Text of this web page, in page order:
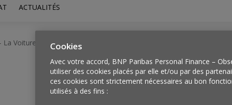
ACTUALITÉS
Voiture, Quoi Qu’il Vous En Coûte ?
Cookies
Avec votre accord, BNP Paribas Personal Finance –
utiliser des cookies placés par elle et/ou par des
ces cookies sont strictement nécessaires au bon
utilisés à des fins :